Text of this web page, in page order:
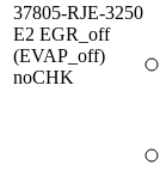
37805-RJE-3250
E2 EGR_off
(EVAP_off)
noCHK